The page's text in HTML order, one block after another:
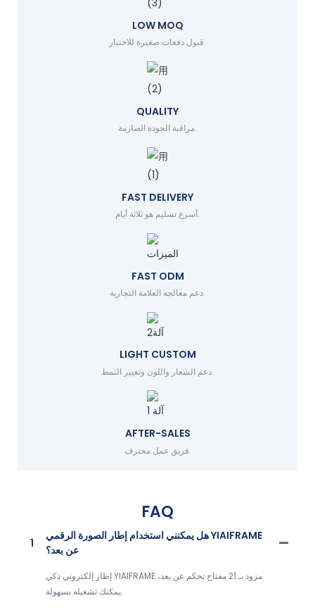
LOW MOQ
قبول دفعات صغيرة للاختبار.
QUALITY
مراقبة الجودة الصارمة.
FAST DELIVERY
أسرع تسليم هو ثلاثة أيام.
FAST ODM
دعم معالجة العلامة التجارية.
LIGHT CUSTOM
دعم الشعار واللون وتغيير النمط.
AFTER-SALES
فريق عمل محترف.
FAQ
1
هل يمكنني استخدام إطار الصورة الرقمي YIAIFRAME
عن بعد؟
إطار إلكتروني ذكي YIAIFRAME مزود بـ 21 مفتاح تحكم عن بعد،
يمكنك تشغيله بسهولة.